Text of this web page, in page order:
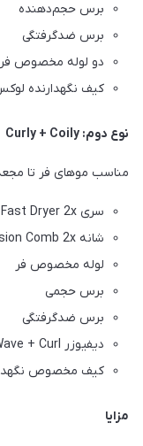
برس حجم‌دهنده
برس ضدگرفتگی
دو لوله مخصوص فر
کیف نگهدارنده
نوع دوم: Curly + Coily
مناسب موهای فر تا
سری Fast Dryer 2x
شانه Tension Comb 2x
لوله مخصوص فر
برس حجمی
برس ضدگرفتگی
دیفیوزر Wave + Curl
کیف مخصوص
مزایا